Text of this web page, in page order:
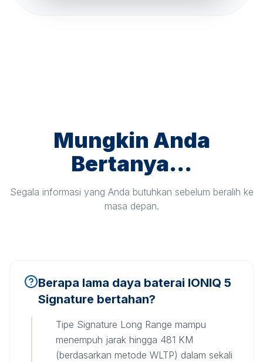
Mungkin Anda
Bertanya...
Segala informasi yang Anda butuhkan sebelum beralih ke
masa depan.
Berapa lama daya baterai IONIQ 5
Signature bertahan?
Tipe Signature Long Range mampu
menempuh jarak hingga 481 KM
(berdasarkan metode WLTP) dalam sekali